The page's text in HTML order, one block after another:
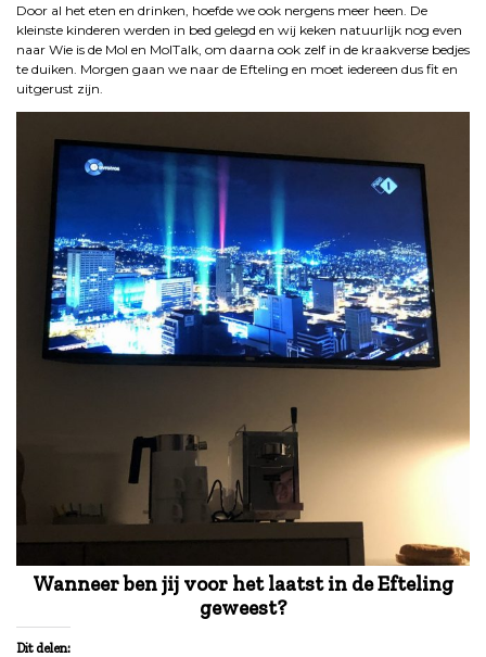
Door al het eten en drinken, hoefde we ook nergens meer heen. De
kleinste kinderen werden in bed gelegd en wij keken natuurlijk nog even
naar Wie is de Mol en MolTalk, om daarna ook zelf in de kraakverse bedjes
te duiken. Morgen gaan we naar de Efteling en moet iedereen dus fit en
uitgerust zijn.
Wanneer ben jij voor het laatst in de Efteling
geweest?
Dit delen: